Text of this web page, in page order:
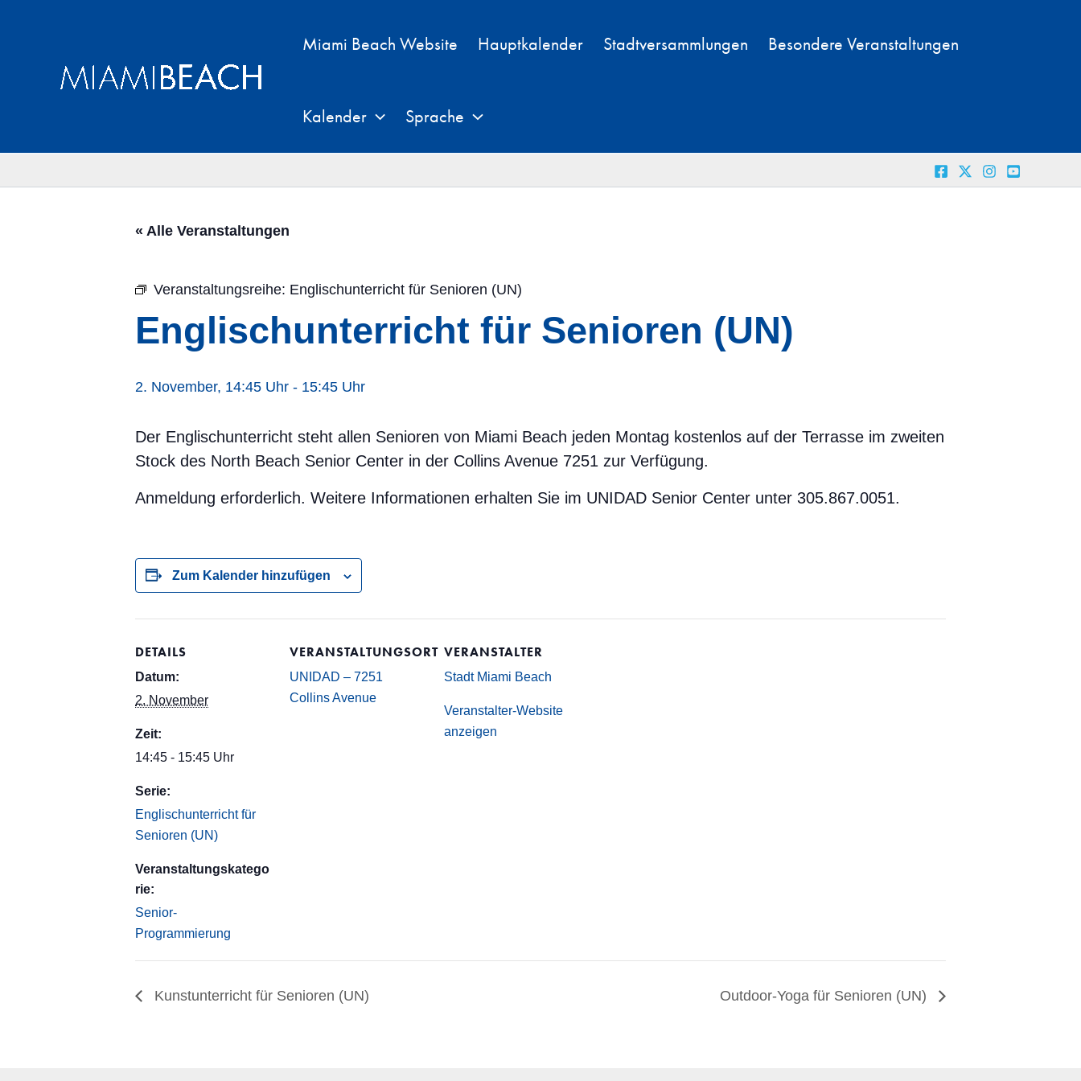
Miami Beach Website Hauptkalender Stadtversammlungen Besondere Veranstaltungen
Kalender Sprache
« Alle Veranstaltungen
Veranstaltungsreihe: Englischunterricht für Senioren (UN)
Englischunterricht für Senioren (UN)
2. November, 14:45 Uhr - 15:45 Uhr
Der Englischunterricht steht allen Senioren von Miami Beach jeden Montag kostenlos auf der Terrasse im zweiten
Stock des North Beach Senior Center in der Collins Avenue 7251 zur Verfügung.
Anmeldung erforderlich. Weitere Informationen erhalten Sie im UNIDAD Senior Center unter 305.867.0051.
Zum Kalender hinzufügen
DETAILS
Datum:
2. November
Zeit:
14:45 - 15:45 Uhr
Serie:
Englischunterricht für
Senioren (UN)
Veranstaltungskatego
rie:
Senior-
Programmierung
VERANSTALTUNGSORT
UNIDAD – 7251
Collins Avenue
VERANSTALTER
Stadt Miami Beach
Veranstalter-Website
anzeigen
Kunstunterricht für Senioren (UN) Outdoor-Yoga für Senioren (UN)